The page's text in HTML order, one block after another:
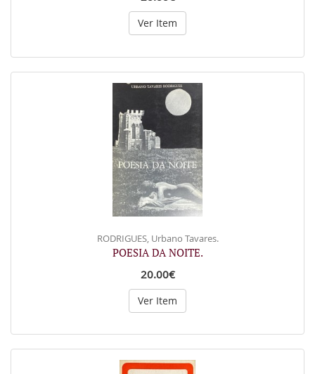
Ver Item
RODRIGUES, Urbano Tavares.
POESIA DA NOITE.
20.00€
Ver Item